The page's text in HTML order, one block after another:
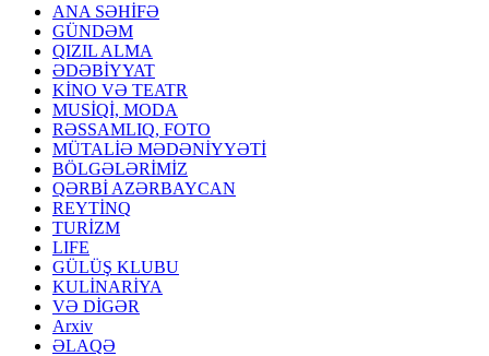
ANA SƏHİFƏ
GÜNDƏM
QIZIL ALMA
ƏDƏBİYYAT
KİNO VƏ TEATR
MUSİQİ, MODA
RƏSSAMLIQ, FOTO
MÜTALİƏ MƏDƏNİYYƏTİ
BÖLGƏLƏRİMİZ
QƏRBİ AZƏRBAYCAN
REYTİNQ
TURİZM
LIFE
GÜLÜŞ KLUBU
KULİNARİYA
VƏ DİGƏR
Arxiv
ƏLAQƏ